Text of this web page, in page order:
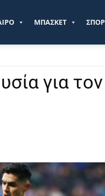
ΜΠΑΣΚΕΤ ΣΠΟΡ
για τον